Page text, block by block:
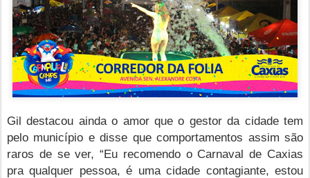
Gil destacou ainda o amor que o gestor da cidade tem
pelo município e disse que comportamentos assim são
raros de se ver, “Eu recomendo o Carnaval de Caxias
pra qualquer pessoa, é uma cidade contagiante, estou